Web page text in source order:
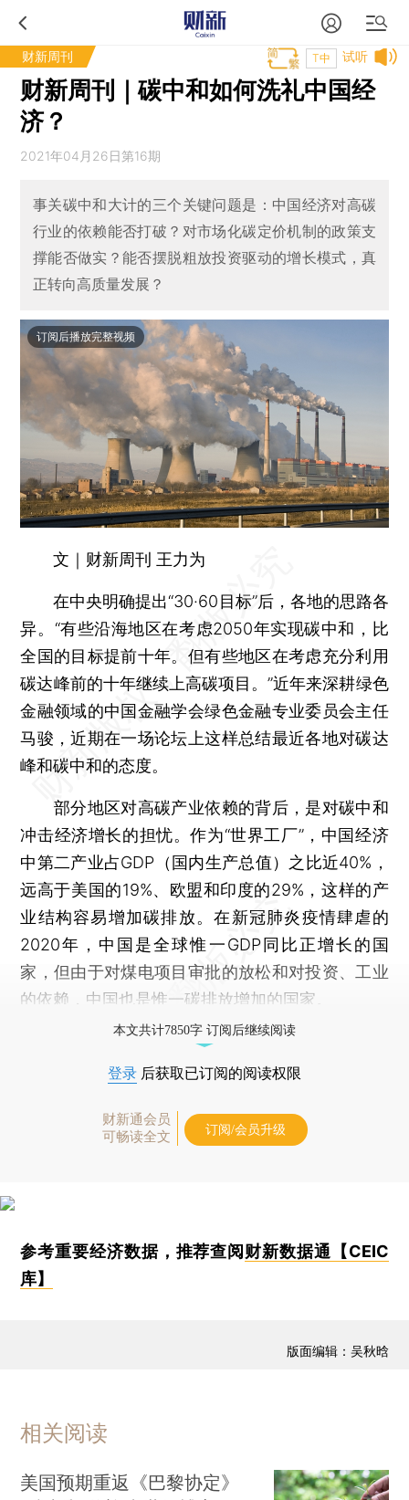
财新周刊 试听
T中
财新周刊｜碳中和如何洗礼中国经
济？
2021年04月26日第16期
事关碳中和大计的三个关键问题是：中国经济对高碳
行业的依赖能否打破？对市场化碳定价机制的政策支
撑能否做实？能否摆脱粗放投资驱动的增长模式，真
正转向高质量发展？
订阅后播放完整视频
文｜财新周刊 王力为
在中央明确提出“30·60目标”后，各地的思路各
异。“有些沿海地区在考虑2050年实现碳中和，比
全国的目标提前十年。但有些地区在考虑充分利用
碳达峰前的十年继续上高碳项目。”近年来深耕绿色
金融领域的中国金融学会绿色金融专业委员会主任
马骏，近期在一场论坛上这样总结最近各地对碳达
峰和碳中和的态度。
部分地区对高碳产业依赖的背后，是对碳中和
冲击经济增长的担忧。作为“世界工厂”，中国经济
中第二产业占GDP（国内生产总值）之比近40%，
远高于美国的19%、欧盟和印度的29%，这样的产
业结构容易增加碳排放。在新冠肺炎疫情肆虐的
2020年，中国是全球惟一GDP同比正增长的国
家，但由于对煤电项目审批的放松和对投资、工业
的依赖，中国也是惟一碳排放增加的国家。
本文共计7850字 订阅后继续阅读
登录 后获取已订阅的阅读权限
财新通会员
可畅读全文
订阅/会员升级
参考重要经济数据，推荐查阅 财新数据通【CEIC
库】
版面编辑：吴秋晗
相关阅读
美国预期重返《巴黎协定》